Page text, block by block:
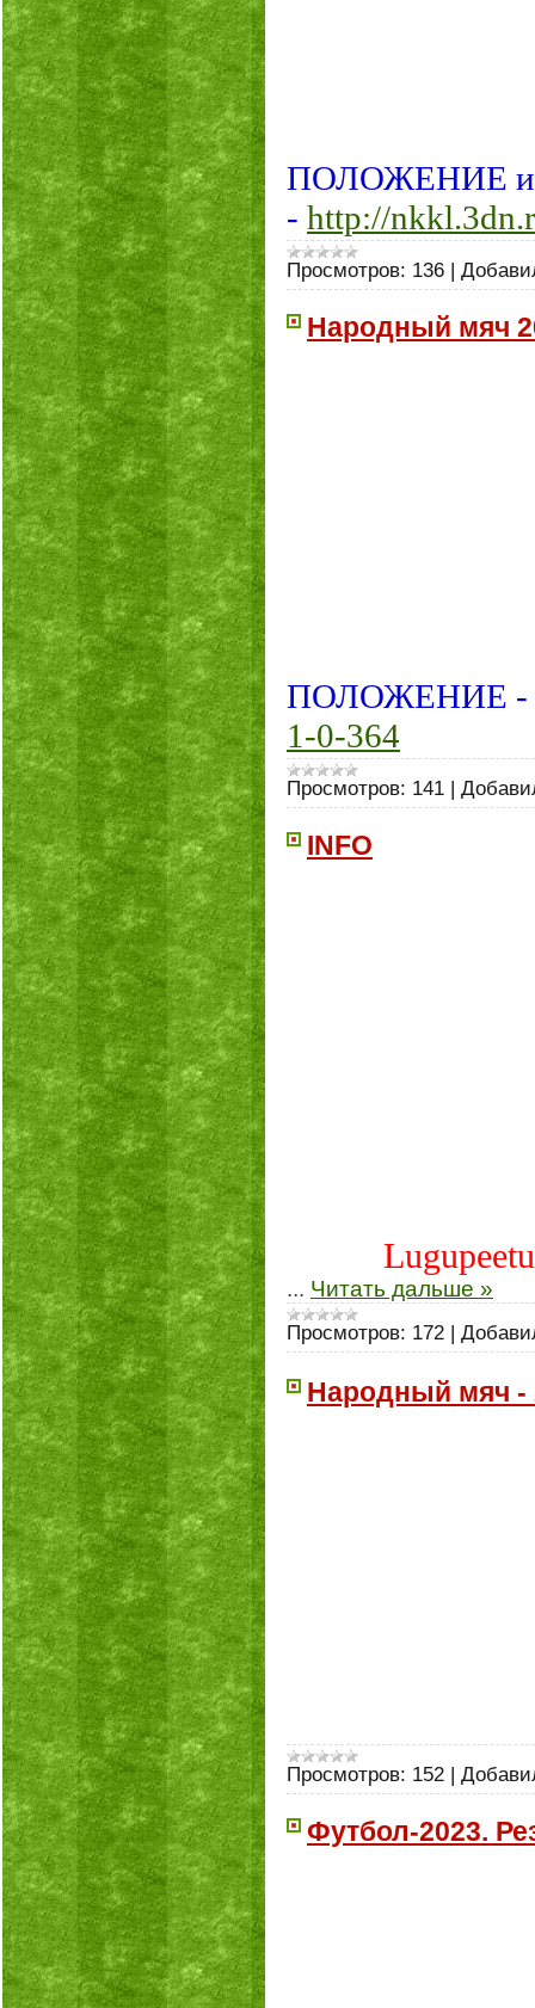
ПОЛОЖЕНИЕ
- http://
Просмотров: 136 |
Народный мяч
ПОЛОЖЕНИЕ -
1-0-364
Просмотров: 141 |
INFO
... Читать дальше »
Просмотров: 172 |
Народный мяч -
Просмотров: 152 |
Футбол-2023.